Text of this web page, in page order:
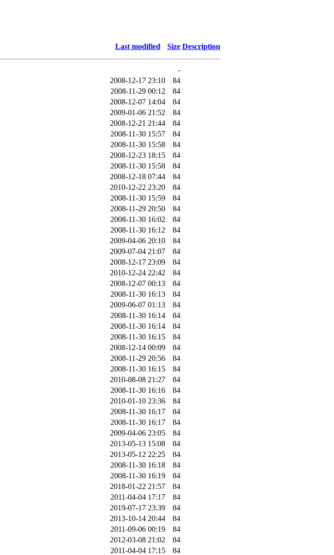
Last modified Size Description
-
2008-12-17 23:10
84
2008-11-29 00:12
84
2008-12-07 14:04
84
2009-01-06 21:52
84
2008-12-21 21:44
84
2008-11-30 15:57
84
2008-11-30 15:58
84
2008-12-23 18:15
84
2008-11-30 15:58
84
2008-12-18 07:44
84
2010-12-22 23:20
84
2008-11-30 15:59
84
2008-11-29 20:50
84
2008-11-30 16:02
84
2008-11-30 16:12
84
2009-04-06 20:10
84
2009-07-04 21:07
84
2008-12-17 23:09
84
2010-12-24 22:42
84
2008-12-07 00:13
84
2008-11-30 16:13
84
2009-06-07 01:13
84
2008-11-30 16:14
84
2008-11-30 16:14
84
2008-11-30 16:15
84
2008-12-14 00:09
84
2008-11-29 20:56
84
2008-11-30 16:15
84
2010-08-08 21:27
84
2008-11-30 16:16
84
2010-01-10 23:36
84
2008-11-30 16:17
84
2008-11-30 16:17
84
2009-04-06 23:05
84
2013-05-13 15:08
84
2013-05-12 22:25
84
2008-11-30 16:18
84
2008-11-30 16:19
84
2018-01-22 21:57
84
2011-04-04 17:17
84
2019-07-17 23:39
84
2013-10-14 20:44
84
2011-09-06 00:19
84
2012-03-08 21:02
84
2011-04-04 17:15
84